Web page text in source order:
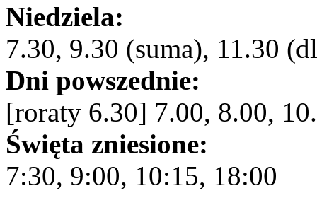
Niedziela:
7.30, 9.30 (suma), 11.30
Dni powszednie:
[roraty 6.30] 7.00, 8.00,
Święta zniesione:
7:30, 9:00, 10:15, 18:00